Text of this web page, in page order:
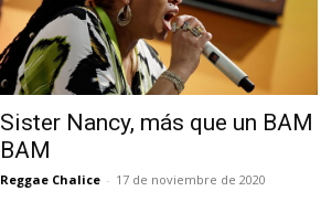
Sister Nancy, más que un BAM
BAM
Reggae Chalice - 17 de noviembre de 2020